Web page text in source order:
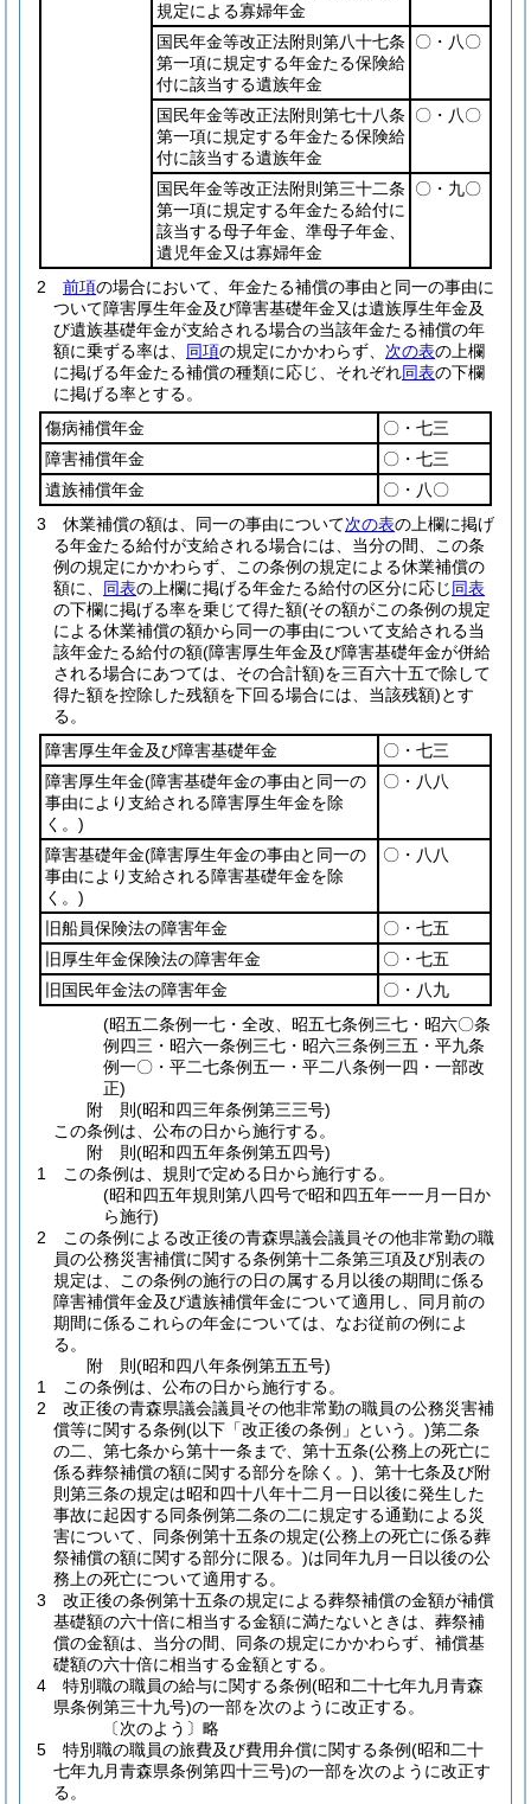
規定による寡婦年金
国民年金等改正法附則第八十七条
第一項に規定する年金たる保険給
付に該当する遺族年金
〇・八〇
国民年金等改正法附則第七十八条
第一項に規定する年金たる保険給
付に該当する遺族年金
〇・八〇
国民年金等改正法附則第三十二条
第一項に規定する年金たる給付に
該当する母子年金、準母子年金、
遺児年金又は寡婦年金
〇・九〇
2 前項の場合において、年金たる補償の事由と同一の事由に
ついて障害厚生年金及び障害基礎年金又は遺族厚生年金及
び遺族基礎年金が支給される場合の当該年金たる補償の年
額に乗ずる率は、 同項の規定にかかわらず、 次の表の上欄
に掲げる年金たる補償の種類に応じ、それぞれ同表の下欄
に掲げる率とする。
傷病補償年金
〇・七三
障害補償年金
〇・七三
遺族補償年金
〇・八〇
3
休業補償の額は、同一の事由について次の表の上欄に掲げ
る年金たる給付が支給される場合には、当分の間、この条
例の規定にかかわらず、この条例の規定による休業補償の
額に、 同表の上欄に掲げる年金たる給付の区分に応じ同表
の下欄に掲げる率を乗じて得た額(その額がこの条例の規定
による休業補償の額から同一の事由について支給される当
該年金たる給付の額(障害厚生年金及び障害基礎年金が併給
される場合にあつては、その合計額)を三百六十五で除して
得た額を控除した残額を下回る場合には、当該残額)とす
る。
障害厚生年金及び障害基礎年金
〇・七三
障害厚生年金(障害基礎年金の事由と同一の
事由により支給される障害厚生年金を除
く。)
〇・八八
障害基礎年金(障害厚生年金の事由と同一の
事由により支給される障害基礎年金を除
く。)
〇・八八
旧船員保険法の障害年金
〇・七五
旧厚生年金保険法の障害年金
〇・七五
旧国民年金法の障害年金
〇・八九
(昭五二条例一七・全改、昭五七条例三七・昭六〇条
例四三・昭六一条例三七・昭六三条例三五・平九条
例一〇・平二七条例五一・平二八条例一四・一部改
正)
附 則(昭和四三年条例第三三号)
この条例は、公布の日から施行する。
附 則(昭和四五年条例第五四号)
1
この条例は、規則で定める日から施行する。
(昭和四五年規則第八四号で昭和四五年一一月一日か
ら施行)
2
この条例による改正後の青森県議会議員その他非常勤の職
員の公務災害補償に関する条例第十二条第三項及び別表の
規定は、この条例の施行の日の属する月以後の期間に係る
障害補償年金及び遺族補償年金について適用し、同月前の
期間に係るこれらの年金については、なお従前の例によ
る。
附 則(昭和四八年条例第五五号)
1
この条例は、公布の日から施行する。
2
改正後の青森県議会議員その他非常勤の職員の公務災害補
償等に関する条例(以下「改正後の条例」という。)第二条
の二、第七条から第十一条まで、第十五条(公務上の死亡に
係る葬祭補償の額に関する部分を除く。) 、第十七条及び附
則第三条の規定は昭和四十八年十二月一日以後に発生した
事故に起因する同条例第二条の二に規定する通勤による災
害について、同条例第十五条の規定(公務上の死亡に係る葬
祭補償の額に関する部分に限る。)は同年九月一日以後の公
務上の死亡について適用する。
3
改正後の条例第十五条の規定による葬祭補償の金額が補償
基礎額の六十倍に相当する金額に満たないときは、葬祭補
償の金額は、当分の間、同条の規定にかかわらず、補償基
礎額の六十倍に相当する金額とする。
4
特別職の職員の給与に関する条例(昭和二十七年九月青森
県条例第三十九号)の一部を次のように改正する。
〔次のよう〕略
5
特別職の職員の旅費及び費用弁償に関する条例(昭和二十
七年九月青森県条例第四十三号)の一部を次のように改正す
る。